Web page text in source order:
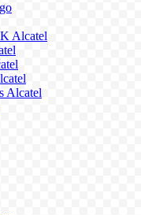
Alcatel
Alcatel